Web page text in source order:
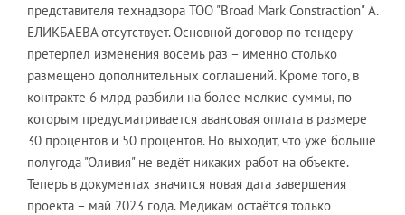
представителя технадзора ТОО "Broad Mark Constraction" А.
ЕЛИКБАЕВА отсутствует. Основной договор по тендеру
претерпел изменения восемь раз – именно столько
размещено дополнительных соглашений. Кроме того, в
контракте 6 млрд разбили на более мелкие суммы, по
которым предусматривается авансовая оплата в размере
30 процентов и 50 процентов. Но выходит, что уже больше
полугода "Оливия" не ведёт никаких работ на объекте.
Теперь в документах значится новая дата завершения
проекта – май 2023 года. Медикам остаётся только